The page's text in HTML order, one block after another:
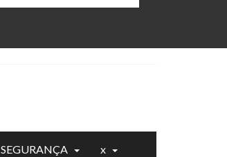
SEGURANÇA x